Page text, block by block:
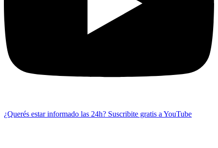
¿Querés estar informado las 24h? Suscribite gratis a YouTube